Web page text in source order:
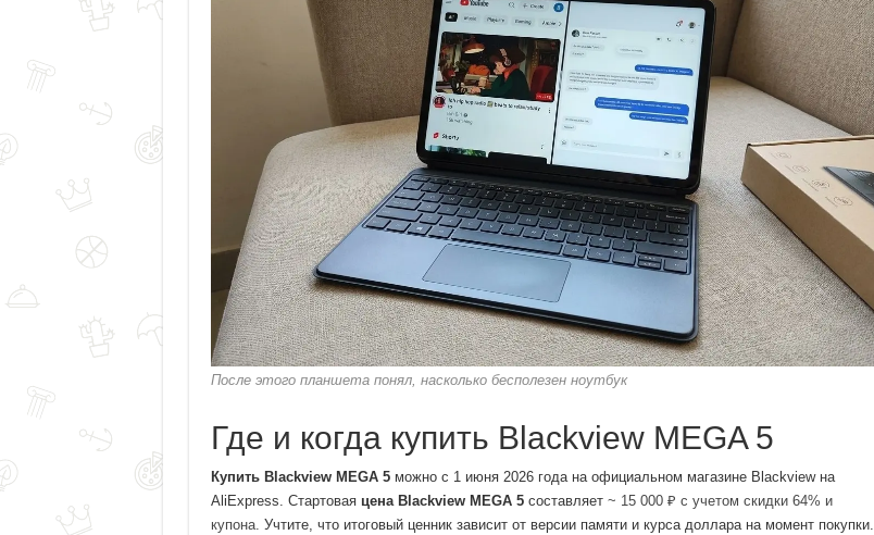
После этого планшета понял, насколько бесполезен ноутбук
Где и когда купить Blackview MEGA 5
Купить Blackview MEGA 5можно с 1 июня 2026 года на официальном магазине Blackview на
AliExpress. Стартовая цена Blackview MEGA 5составляет ~ 15 000 ₽ с учетом скидки 64% и
купона. Учтите, что итоговый ценник зависит от версии памяти и курса доллара на момент покупки.